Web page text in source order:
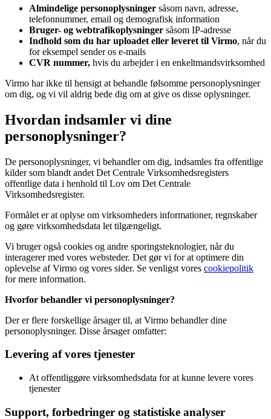
Almindelige personoplysninger såsom navn, adresse,
telefonnummer, email og demografisk information
Bruger- og webtrafikoplysninger såsom IP-adresse
Indhold som du har uploadet eller leveret til Virmo, når du
for eksempel sender os e-mails
CVR nummer, hvis du arbejder i en enkeltmandsvirksomhed
Virmo har ikke til hensigt at behandle følsomme personoplysninger
om dig, og vi vil aldrig bede dig om at give os disse oplysninger.
Hvordan indsamler vi dine
personoplysninger?
De personoplysninger, vi behandler om dig, indsamles fra offentlige
kilder som blandt andet Det Centrale Virksomhedsregisters
offentlige data i henhold til Lov om Det Centrale
Virksomhedsregister.
Formålet er at oplyse om virksomheders informationer, regnskaber
og gøre virksomhedsdata let tilgængeligt.
Vi bruger også cookies og andre sporingsteknologier, når du
interagerer med vores websteder. Det gør vi for at optimere din
oplevelse af Virmo og vores sider. Se venligst vores cookiepolitik
for mere information.
Hvorfor behandler vi personoplysninger?
Der er flere forskellige årsager til, at Virmo behandler dine
personoplysninger. Disse årsager omfatter:
Levering af vores tjenester
At offentliggøre virksomhedsdata for at kunne levere vores
tjenester
Support, forbedringer og statistiske analyser